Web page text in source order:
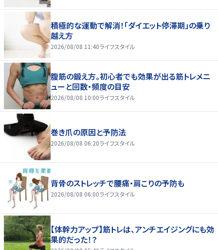
積極的な運動で解消！「ダイエット停滞期」の乗り
越え方
2026/08/08 11:40ライフスタイル
腹筋の鍛え方。初心者でも効果が出る筋トレメニ
ューと回数・頻度の目安
2026/08/08 10:00ライフスタイル
巻き爪の原因と予防法
2026/08/08 06:20ライフスタイル
背骨のストレッチで腰痛・肩こりの予防も
2026/08/08 06:00ライフスタイル
【体幹力アップ】筋トレは、アンチエイジングにも効
果的だった！？